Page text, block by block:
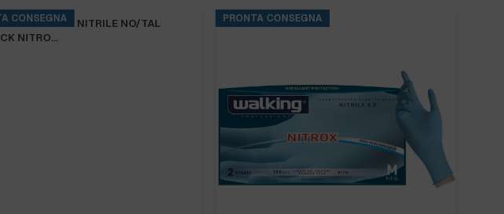
CONSEGNA
MONOUSO NITRILE NO/TAL
NITRO…
PRONTA CONSEGNA